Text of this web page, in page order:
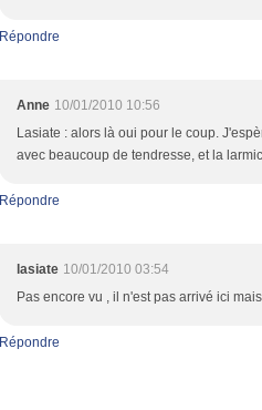
Répondre
Anne 10/01/2010 10:56
Lasiate : alors là oui pour le coup.
avec beaucoup de tendresse, et la
Répondre
lasiate 10/01/2010 03:54
Pas encore vu , il n'est pas arrivé ici
Répondre